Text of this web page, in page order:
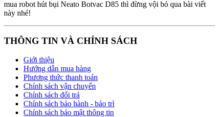
mua robot hút bụi Neato Botvac D85 thì đừng vội bỏ qua bài viết
này nhé!
THÔNG TIN VÀ CHÍNH SÁCH
Giới thiệu
Hướng dẫn mua hàng
Phương thức thanh toán
Chính sách vận chuyển
Chính sách đổi trả
Chính sách bảo hành - bảo trì
Chính sách bảo mật thông tin